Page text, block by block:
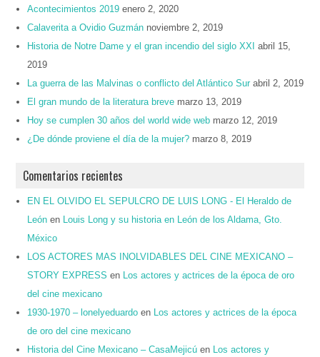
Acontecimientos 2019 enero 2, 2020
Calaverita a Ovidio Guzmán noviembre 2, 2019
Historia de Notre Dame y el gran incendio del siglo XXI
abril 15,
2019
La guerra de las Malvinas o conflicto del Atlántico Sur abril 2, 2019
El gran mundo de la literatura breve marzo 13, 2019
Hoy se cumplen 30 años del world wide web marzo 12, 2019
¿De dónde proviene el día de la mujer? marzo 8, 2019
Comentarios recientes
EN EL OLVIDO EL SEPULCRO DE LUIS LONG - El Heraldo de
León en
Louis Long y su historia en León de los Aldama, Gto.
México
LOS ACTORES MAS INOLVIDABLES DEL CINE MEXICANO –
STORY EXPRESS en
Los actores y actrices de la época de oro
del cine mexicano
1930-1970 – lonelyeduardo en
Los actores y actrices de la época
de oro del cine mexicano
Historia del Cine Mexicano – CasaMejicú en
Los actores y